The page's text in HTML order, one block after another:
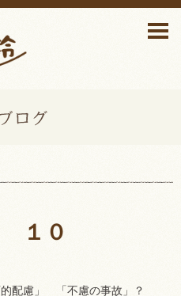
１０
配慮」 「不慮の事故」？